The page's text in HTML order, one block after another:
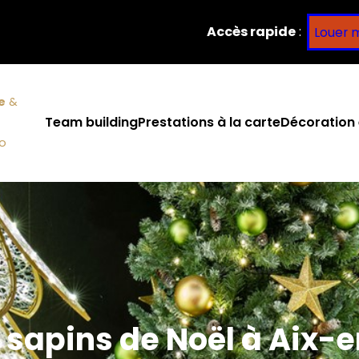
Accès rapide: Louer
&
Team buildingPrestations à la carteDécoration
de Noël à Aix-